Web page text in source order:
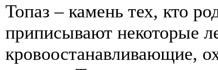
Топаз – камень тех, кто
приписывают некоторые
кровоостанавливающие,